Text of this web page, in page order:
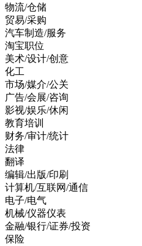
物流/仓储
贸易/采购
汽车制造/服务
淘宝职位
美术/设计/创意
化工
市场/媒介/公关
广告/会展/咨询
影视/娱乐/休闲
教育培训
财务/审计/统计
法律
翻译
编辑/出版/印刷
计算机/互联网/通信
电子/电气
机械/仪器仪表
金融/银行/证券/投资
保险